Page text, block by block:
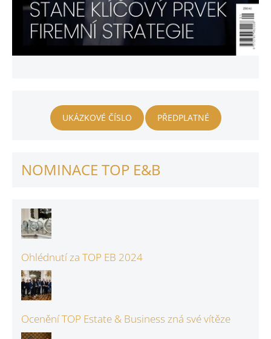
UKÁZKOVÉ ČÍSLO PŘEDPLATNÉ
NOMINACE TOP E&B
Ohlédnutí za TOP EB 2024
Ocenění TOP Estate & Business zná své vítěze